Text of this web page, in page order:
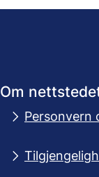
Om
Personvern